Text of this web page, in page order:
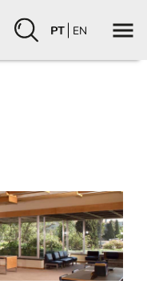
PT EN